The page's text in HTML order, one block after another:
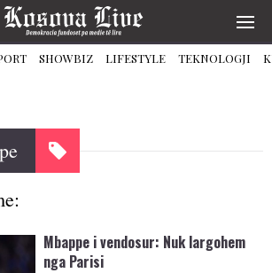
SHOWBIZ LIFESTYLE TEKNOLOGJI
Mbappe i vendosur: Nuk largohem
nga Parisi